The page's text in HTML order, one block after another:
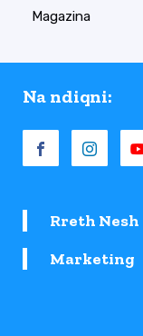
Magazina
Na ndiqni:
Rreth Nesh
Marketing